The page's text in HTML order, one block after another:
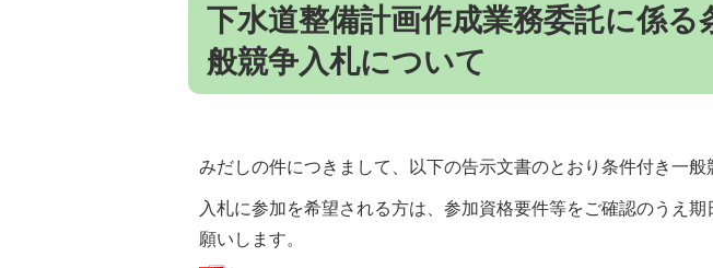
下水道整備計画作成業務委託に係る
般競争入札について
みだしの件につきまして、以下の告示文書のとおり条件付き一般
入札に参加を希望される方は、参加資格要件等をご確認のうえ
願いします。